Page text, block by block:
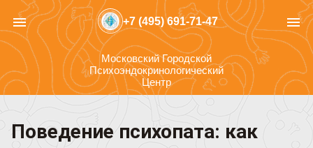
menu +7 (495) 691-71-47 menu
Московский Городской
Психоэндокринологический
Центр
Поведение психопата: как